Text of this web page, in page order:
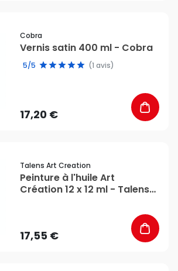
Cobra
Vernis satin 400 ml - Cobra
5/5 (1 avis)
17,20 €
Talens Art Creation
Peinture à l'huile Art
Création 12 x 12 ml - Talens
17,55 €